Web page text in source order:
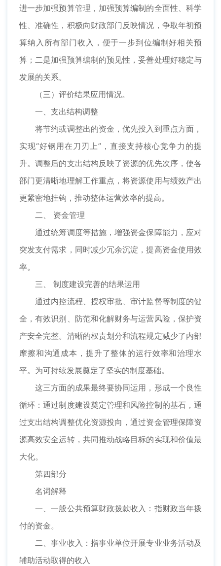
进一步加强预算管理，加强预算编制的全面性、科学
性、准确性，积极向财政部门反映情况，争取年初预
算纳入所有部门收入，便于一步到位编制好相关预
算；二是加强预算编制的预见性，妥善处理好稳定与
发展的关系。
（三）评价结果应用情况。
一、支出结构调整
将节约或调整出的资金，优先投入到重点方面，
实现“好钢用在刀刃上”，直接支持核心竞争力的提
升。调整后的支出结构反映了资源的优先次序，使各
部门更清晰地理解工作重点，将资源使用与绩效产出
更紧密地挂钩，推动整体运营效率的提高。
二、 资金管理
通过统筹调度等措施，增强资金保障能力，应对
突发支付需求，同时减少冗余沉淀，提高资金使用效
率。
三、 制度建设完善的结果运用
通过内控流程、授权审批、审计监督等制度的健
全，有效识别、防范和化解财务与运营风险，保护资
产安全完整。清晰的权责划分和流程规定减少了内部
摩擦和沟通成本，提升了整体的运行效率和治理水
平。为可持续发展奠定了坚实的制度基础。
这三方面的成果最终要协同运用，形成一个良性
循环：通过制度建设奠定管理和风险控制的基石，通
过支出结构调整优化资源投向，通过资金管理保障资
源高效安全运转，共同推动战略目标的实现和价值最
大化。
第四部分
名词解释
一、一般公共预算财政拨款收入：指财政当年拨
付的资金。
二、事业收入：指事业单位开展专业业务活动及
辅助活动取得的收入